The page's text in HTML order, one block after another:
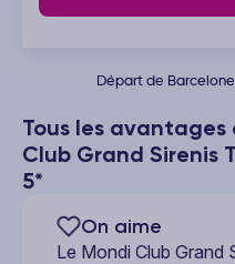
Tous les
Club Grand Sirenis
5*
On aime
Le Mondi Club Grand
Départ de Barcelone